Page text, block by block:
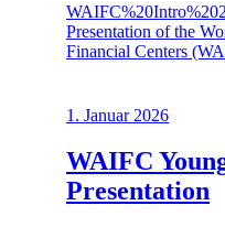
Presentation of the
Financial Centers
1. Januar 2026
WAIFC
Presentation